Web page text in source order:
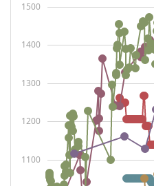
1100
1200
1300
1400
1500